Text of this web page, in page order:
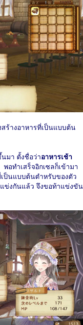
สร้างอาหารที่เป็นแบบต้น
มา ตั้งชื่อว่าอาหารเช้า
พอทำเสร็จอิกเซลก็เข้ามา
เป็นแบบต้นตำหรับของตัว
แข่งกันแล้ว จึงขอท้าแข่งขัน